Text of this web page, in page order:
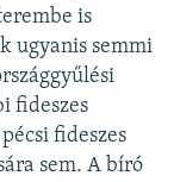
is
ugyanis semmi
fideszes
fideszes
sem. A bíró